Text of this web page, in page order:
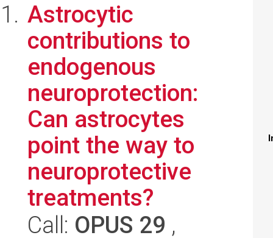
Astrocytic
contributions to
endogenous
neuroprotection:
Can astrocytes
point the way to
neuroprotective
treatments?
Call: OPUS 29 ,